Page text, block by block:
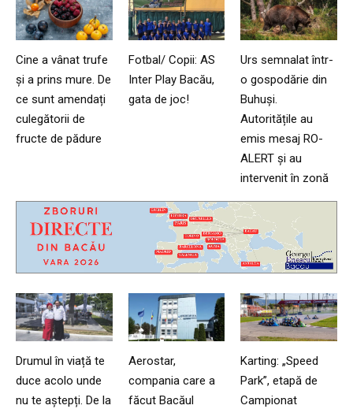
Cine a vânat trufe
și a prins mure. De
ce sunt amendați
culegătorii de
fructe de pădure
Fotbal/ Copii: AS
Inter Play Bacău,
gata de joc!
Urs semnalat într-
o gospodărie din
Buhuși.
Autoritățile au
emis mesaj RO-
ALERT și au
intervenit în zonă
Drumul în viață te
duce acolo unde
nu te aștepți. De la
Aerostar,
compania care a
făcut Bacăul
Karting: „Speed
Park”, etapă de
Campionat